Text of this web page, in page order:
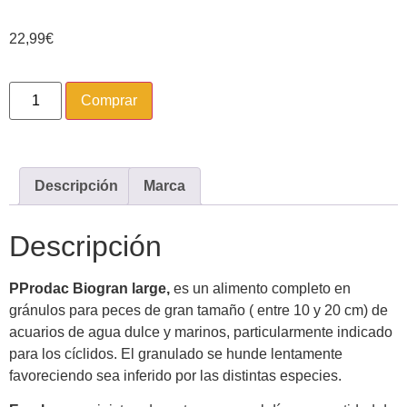
22,99€
Comprar
Descripción Marca
Descripción
PProdac Biogran large, es un alimento completo en
gránulos para peces de gran tamaño ( entre 10 y 20 cm) de
acuarios de agua dulce y marinos, particularmente indicado
para los cíclidos. El granulado se hunde lentamente
favoreciendo sea inferido por las distintas especies.